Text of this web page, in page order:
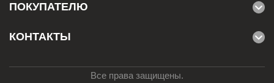
ПОКУПАТЕЛЮ
КОНТАКТЫ
Все права защищены.